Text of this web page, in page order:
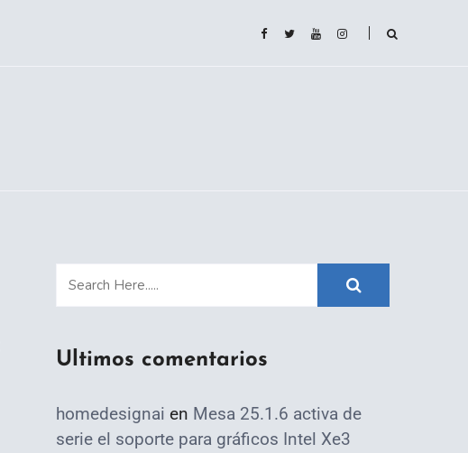
Ultimos comentarios
homedesignai en Mesa 25.1.6 activa de
serie el soporte para gráficos Intel Xe3